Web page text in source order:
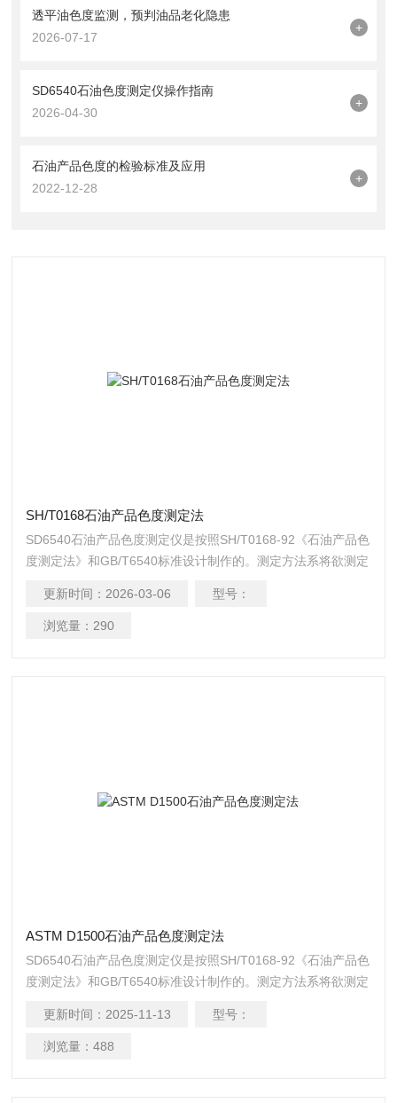
透平油色度监测，预判油品老化隐患
2026-07-17
+
SD6540石油色度测定仪操作指南
2026-04-30
+
石油产品色度的检验标准及应用
2022-12-28
+
SH/T0168石油产品色度测定法
SD6540石油产品色度测定仪是按照SH/T0168-92《石油产品色
度测定法》和GB/T6540标准设计制作的。测定方法系将欲测定
其的色度色号。SH/T0168石油产品色度测定法
更新时间： 2026-03-06 型号：
浏览量： 290
ASTM D1500石油产品色度测定法
SD6540石油产品色度测定仪是按照SH/T0168-92《石油产品色
度测定法》和GB/T6540标准设计制作的。测定方法系将欲测定
其的色度色号。色度仪是用来测定各种润滑油及其他石油产品
的颜色 符合标准GB/T6540 检测样品石油产品 化工产品 ASTM
更新时间： 2025-11-13 型号：
浏览量： 488